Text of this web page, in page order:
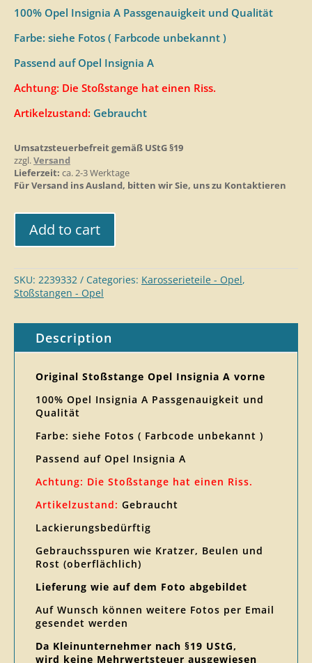
100% Opel Insignia A Passgenauigkeit und Qualität
Farbe: siehe Fotos ( Farbcode unbekannt )
Passend auf Opel Insignia A
Achtung: Die Stoßstange hat einen Riss.
Artikelzustand: Gebraucht
Umsatzsteuerbefreit gemäß UStG §19
zzgl.Versand
Lieferzeit: ca. 2-3 Werktage
Für Versand ins Ausland, bitten wir Sie, uns zu Kontaktieren
Add to cart
SKU: 2239332 Categories: Karosserieteil​e - Opel,
Stoßstangen - Opel
Description
Original Stoßstange Opel Insignia A vorne
100% Opel Insignia A Passgenauigkeit und
Qualität
Farbe: siehe Fotos ( Farbcode unbekannt )
Passend auf Opel Insignia A
Achtung: Die Stoßstange hat einen Riss.
Artikelzustand: Gebraucht
Lackierungsbedürftig
Gebrauchsspuren wie Kratzer, Beulen und
Rost (oberflächlich)
Lieferung wie auf dem Foto abgebildet
Auf Wunsch können weitere Fotos per Email
gesendet werden
Da Kleinunternehmer nach §19 UStG,
wird keine Mehrwertsteuer ausgewiesen